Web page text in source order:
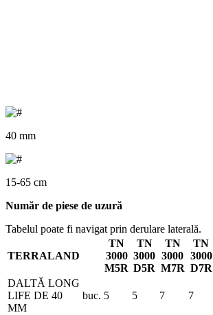
40 mm
15-65 cm
Număr de piese de uzură
Tabelul poate fi navigat prin derulare laterală.
TERRALAND
TN
3000
M5R
TN
3000
D5R
TN
3000
M7R
TN
3000
D7R
DALTĂ LONG
LIFE DE 40
MM
buc. 5 5 7 7